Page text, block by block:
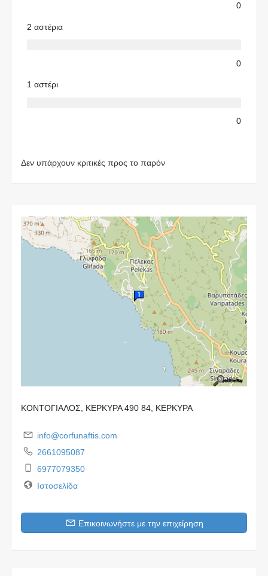
0
2 αστέρια
0
1 αστέρι
0
Δεν υπάρχουν κριτικές προς το παρόν
ΚΟΝΤΟΓΙΑΛΟΣ, ΚΕΡΚΥΡΑ 490 84, ΚΕΡΚΥΡΑ
info@corfunaftis.com
2661095087
6977079350
Ιστοσελίδα
Επικοινωνήστε με την επιχείρηση